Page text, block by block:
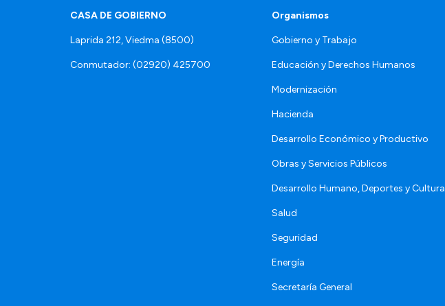
CASA DE GOBIERNO
Laprida 212, Viedma (8500)
Conmutador: (02920) 425700
Organismos
Gobierno y Trabajo
Educación y Derechos Humanos
Modernización
Hacienda
Desarrollo Económico y Productivo
Obras y Servicios Públicos
Desarrollo Humano, Deportes y Cultura
Salud
Seguridad
Energía
Secretaría General